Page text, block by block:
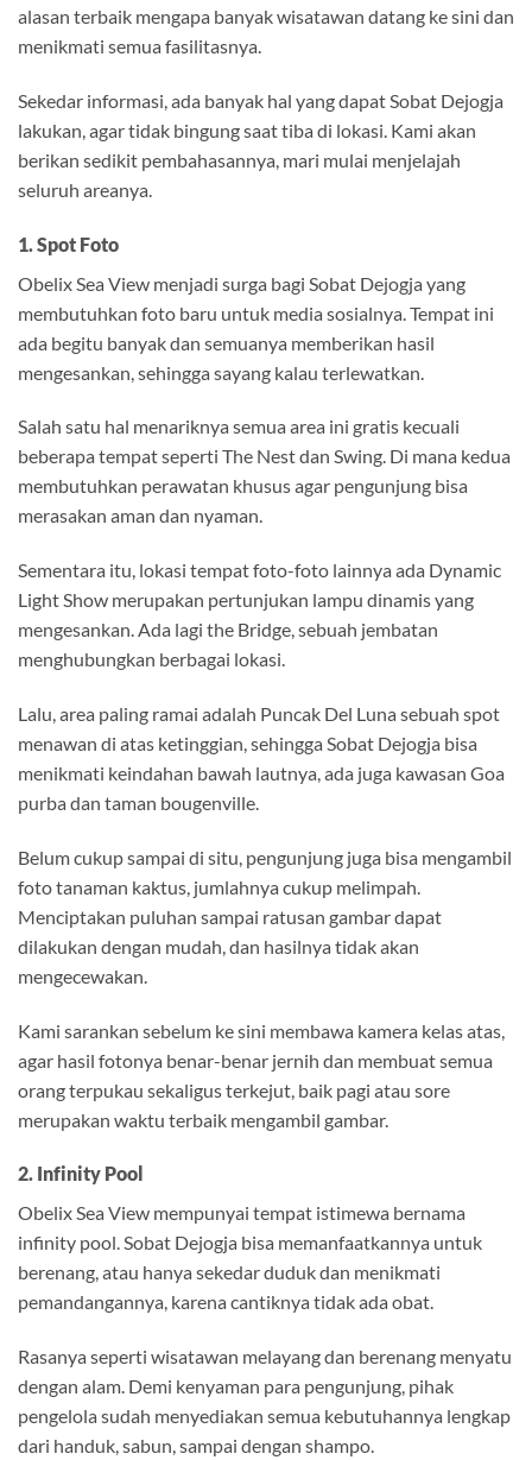
alasan terbaik mengapa banyak wisatawan datang ke sini dan
menikmati semua fasilitasnya.
Sekedar informasi, ada banyak hal yang dapat Sobat Dejogja
lakukan, agar tidak bingung saat tiba di lokasi. Kami akan
berikan sedikit pembahasannya, mari mulai menjelajah
seluruh areanya.
1. Spot Foto
Obelix Sea View menjadi surga bagi Sobat Dejogja yang
membutuhkan foto baru untuk media sosialnya. Tempat ini
ada begitu banyak dan semuanya memberikan hasil
mengesankan, sehingga sayang kalau terlewatkan.
Salah satu hal menariknya semua area ini gratis kecuali
beberapa tempat seperti The Nest dan Swing. Di mana kedua
membutuhkan perawatan khusus agar pengunjung bisa
merasakan aman dan nyaman.
Sementara itu, lokasi tempat foto-foto lainnya ada Dynamic
Light Show merupakan pertunjukan lampu dinamis yang
mengesankan. Ada lagi the Bridge, sebuah jembatan
menghubungkan berbagai lokasi.
Lalu, area paling ramai adalah Puncak Del Luna sebuah spot
menawan di atas ketinggian, sehingga Sobat Dejogja bisa
menikmati keindahan bawah lautnya, ada juga kawasan Goa
purba dan taman bougenville.
Belum cukup sampai di situ, pengunjung juga bisa mengambil
foto tanaman kaktus, jumlahnya cukup melimpah.
Menciptakan puluhan sampai ratusan gambar dapat
dilakukan dengan mudah, dan hasilnya tidak akan
mengecewakan.
Kami sarankan sebelum ke sini membawa kamera kelas atas,
agar hasil fotonya benar-benar jernih dan membuat semua
orang terpukau sekaligus terkejut, baik pagi atau sore
merupakan waktu terbaik mengambil gambar.
2. Infinity Pool
Obelix Sea View mempunyai tempat istimewa bernama
infinity pool. Sobat Dejogja bisa memanfaatkannya untuk
berenang, atau hanya sekedar duduk dan menikmati
pemandangannya, karena cantiknya tidak ada obat.
Rasanya seperti wisatawan melayang dan berenang menyatu
dengan alam. Demi kenyaman para pengunjung, pihak
pengelola sudah menyediakan semua kebutuhannya lengkap
dari handuk, sabun, sampai dengan shampo.